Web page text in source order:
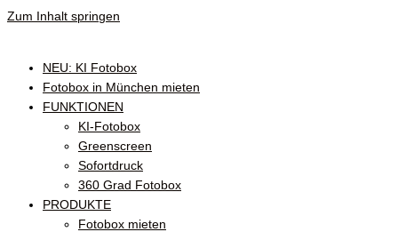
Zum Inhalt springen
NEU: KI Fotobox
Fotobox in München mieten
FUNKTIONEN
KI-Fotobox
Greenscreen
Sofortdruck
360 Grad Fotobox
PRODUKTE
Fotobox mieten